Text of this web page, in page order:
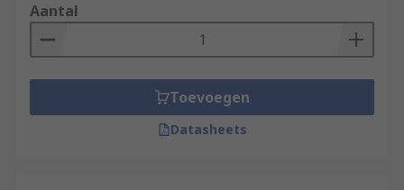
Aantal
Toevoegen
Datasheets